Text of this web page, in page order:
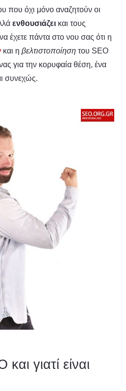
που όχι μόνο αναζητούν οι
ενθουσιάζει και τους
έχετε πάντα στο νου σας ότι η
και η βελτιστοποίηση του SEO
για την κορυφαία θέση, ένα
συνεχώς.
και γιατί είναι